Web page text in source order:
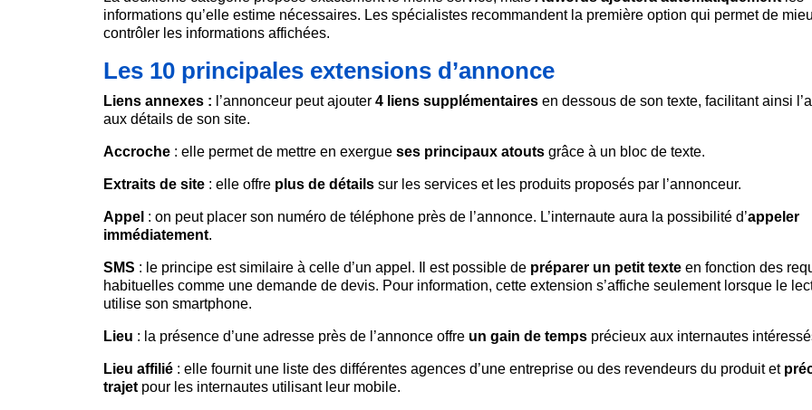
informations qu’elle estime nécessaires. Les spécialistes recommandent la première option qui permet de
contrôler les informations affichées.
Les 10 principales extensions d’annonce
Liens annexes : l’annonceur peut ajouter 4 liens supplémentaires en dessous de son texte, facilitant ainsi
aux détails de son site.
Accroche : elle permet de mettre en exergue ses principaux atouts grâce à un bloc de texte.
Extraits de site : elle offre plus de détails sur les services et les produits proposés par l’annonceur.
Appel : on peut placer son numéro de téléphone près de l’annonce. L’internaute aura la possibilité d’appeler
immédiatement.
SMS : le principe est similaire à celle d’un appel. Il est possible de préparer un petit texte en fonction des
habituelles comme une demande de devis. Pour information, cette extension s’affiche seulement lorsque le
utilise son smartphone.
Lieu : la présence d’une adresse près de l’annonce offre un gain de temps précieux aux internautes
Lieu affilié : elle fournit une liste des différentes agences d’une entreprise ou des revendeurs du produit et
trajet pour les internautes utilisant leur mobile.